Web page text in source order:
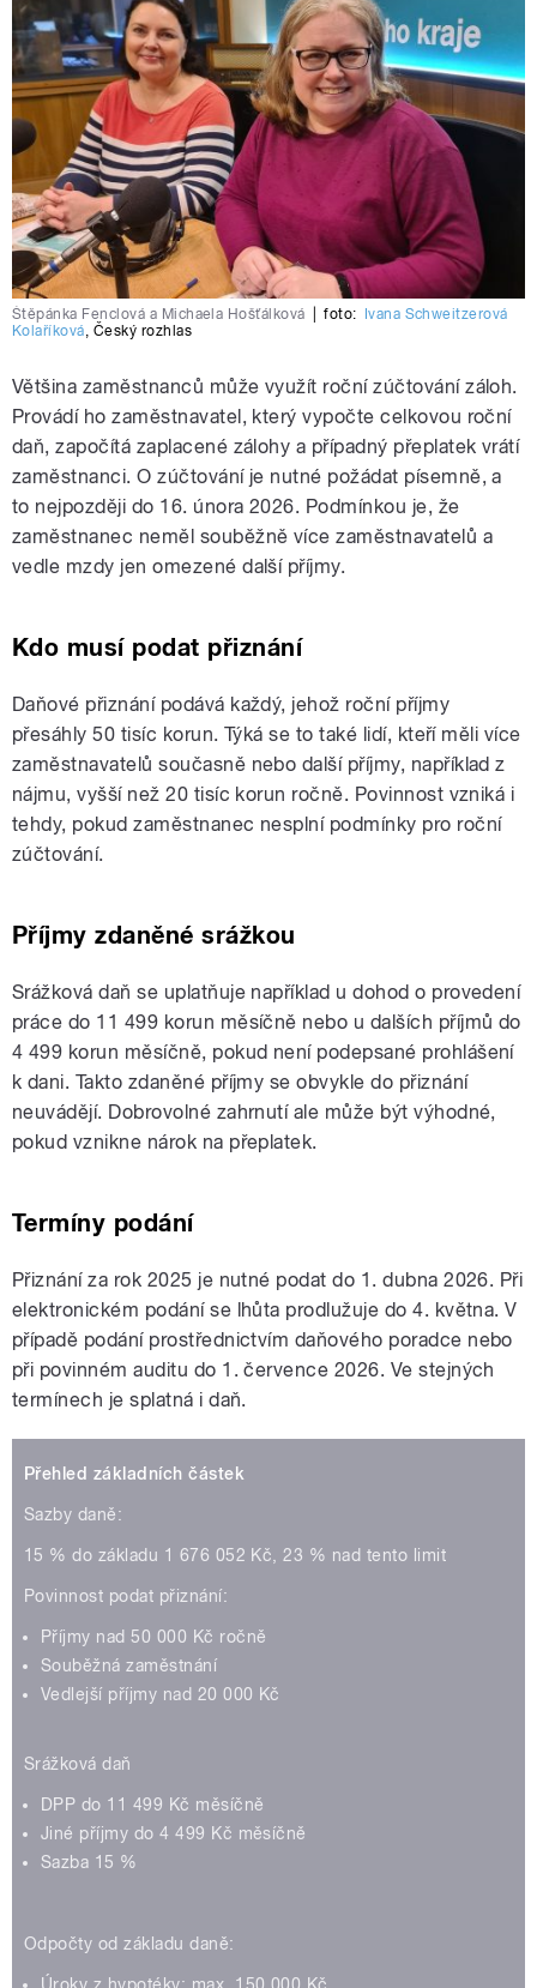
Štěpánka Fenclová a Michaela Hošťálková foto:
Ivana Schweitzerová
Kolaříková, Český rozhlas
Většina zaměstnanců může využít roční zúčtování záloh.
Provádí ho zaměstnavatel, který vypočte celkovou roční
daň, započítá zaplacené zálohy a případný přeplatek vrátí
zaměstnanci. O zúčtování je nutné požádat písemně, a
to nejpozději do 16. února 2026. Podmínkou je, že
zaměstnanec neměl souběžně více zaměstnavatelů a
vedle mzdy jen omezené další příjmy.
Kdo musí podat přiznání
Daňové přiznání podává každý, jehož roční příjmy
přesáhly 50 tisíc korun. Týká se to také lidí, kteří měli více
zaměstnavatelů současně nebo další příjmy, například z
nájmu, vyšší než 20 tisíc korun ročně. Povinnost vzniká i
tehdy, pokud zaměstnanec nesplní podmínky pro roční
zúčtování.
Příjmy zdaněné srážkou
Srážková daň se uplatňuje například u dohod o provedení
práce do 11 499 korun měsíčně nebo u dalších příjmů do
4 499 korun měsíčně, pokud není podepsané prohlášení
k dani. Takto zdaněné příjmy se obvykle do přiznání
neuvádějí. Dobrovolné zahrnutí ale může být výhodné,
pokud vznikne nárok na přeplatek.
Termíny podání
Přiznání za rok 2025 je nutné podat do 1. dubna 2026. Při
elektronickém podání se lhůta prodlužuje do 4. května. V
případě podání prostřednictvím daňového poradce nebo
při povinném auditu do 1. července 2026. Ve stejných
termínech je splatná i daň.
Přehled základních částek
Sazby daně:
15 % do základu 1 676 052 Kč, 23 % nad tento limit
Povinnost podat přiznání:
Příjmy nad 50 000 Kč ročně
Souběžná zaměstnání
Vedlejší příjmy nad 20 000 Kč
Srážková daň
DPP do 11 499 Kč měsíčně
Jiné příjmy do 4 499 Kč měsíčně
Sazba 15 %
Odpočty od základu daně: